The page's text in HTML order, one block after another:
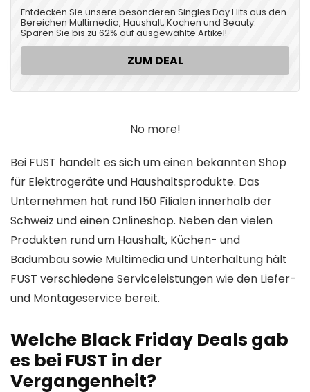
Entdecken Sie unsere besonderen Singles Day Hits aus den
Bereichen Multimedia, Haushalt, Kochen und Beauty.
Sparen Sie bis zu 62% auf ausgewählte Artikel!
ZUM DEAL
No more!
Bei FUST handelt es sich um einen bekannten Shop
für Elektrogeräte und Haushaltsprodukte. Das
Unternehmen hat rund 150 Filialen innerhalb der
Schweiz und einen Onlineshop. Neben den vielen
Produkten rund um Haushalt, Küchen- und
Badumbau sowie Multimedia und Unterhaltung hält
FUST verschiedene Serviceleistungen wie den Liefer-
und Montageservice bereit.
Welche Black Friday Deals gab
es bei FUST in der
Vergangenheit?